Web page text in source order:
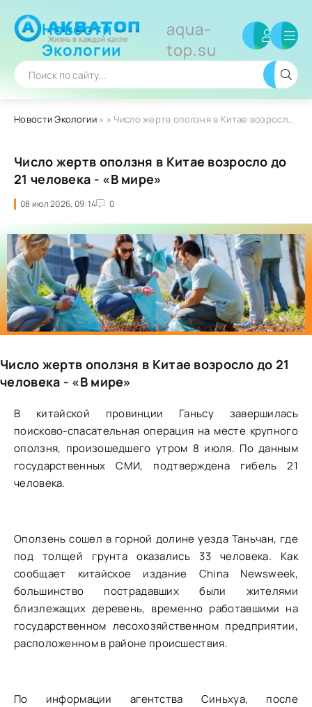
Новости
Экологии
aqua-
top.su
Новости Экологии» » Число жертв оползня в Китае возросло до 21 человека - «В мире»
Число жертв оползня в Китае возросло до
21 человека - «В мире»
08 июл 2026, 09:14 0
Число жертв оползня в Китае возросло до 21
человека - «В мире»
В китайской провинции Ганьсу завершилась
поисково-спасательная операция на месте крупного
оползня, произошедшего утром 8 июля. По данным
государственных СМИ, подтверждена гибель 21
человека.
Оползень сошел в горной долине уезда Таньчан, где
под толщей грунта оказались 33 человека. Как
сообщает китайское издание China Newsweek,
большинство пострадавших были жителями
близлежащих деревень, временно работавшими на
государственном лесохозяйственном предприятии,
расположенном в районе происшествия.
По информации агентства Синьхуа, после